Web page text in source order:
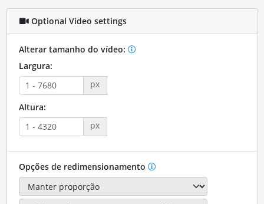
Optional Video settings
Alterar tamanho do vídeo:
Largura:
px
Altura:
px
Opções de redimensionamento